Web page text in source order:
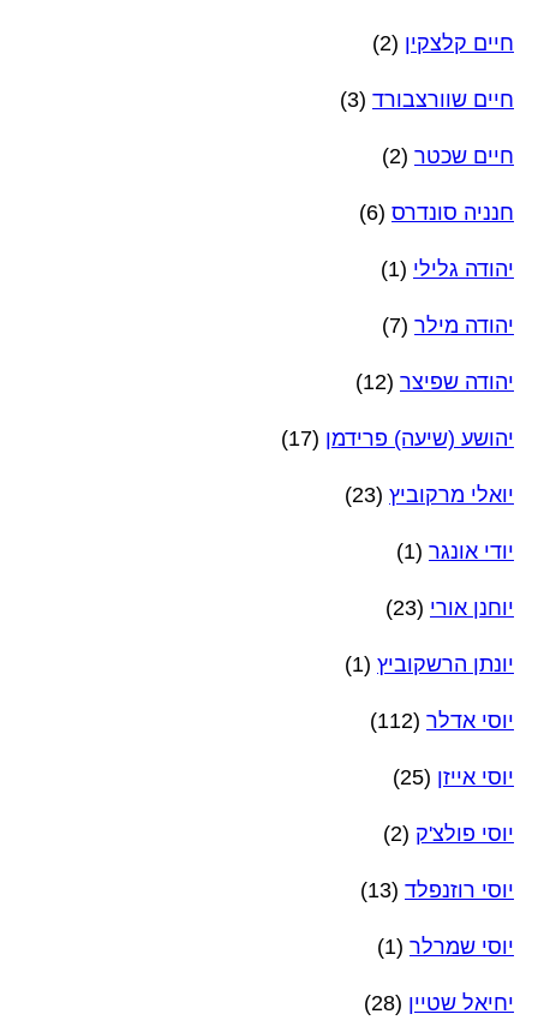
חיים קלצקין (2)
חיים שוורצבורד (3)
חיים שכטר (2)
חנניה סונדרס (6)
יהודה גלילי (1)
יהודה מילר (7)
יהודה שפיצר (12)
יהושע (שיעה) פרידמן (17)
יואלי מרקוביץ (23)
יודי אונגר (1)
יוחנן אורי (23)
יונתן הרשקוביץ (1)
יוסי אדלר (112)
יוסי אייזן (25)
יוסי פולצ'ק (2)
יוסי רוזנפלד (13)
יוסי שמרלר (1)
יחיאל שטיין (28)